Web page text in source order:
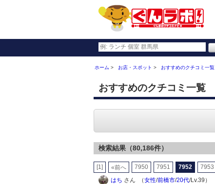
ホーム お店・スポット おすすめのクチコミ一覧
おすすめのクチコミ一覧
検索結果（80,186件）
[1] «前へ 7950 7951 7952 7953
はち さん （女性/前橋市/20代/Lv.39）